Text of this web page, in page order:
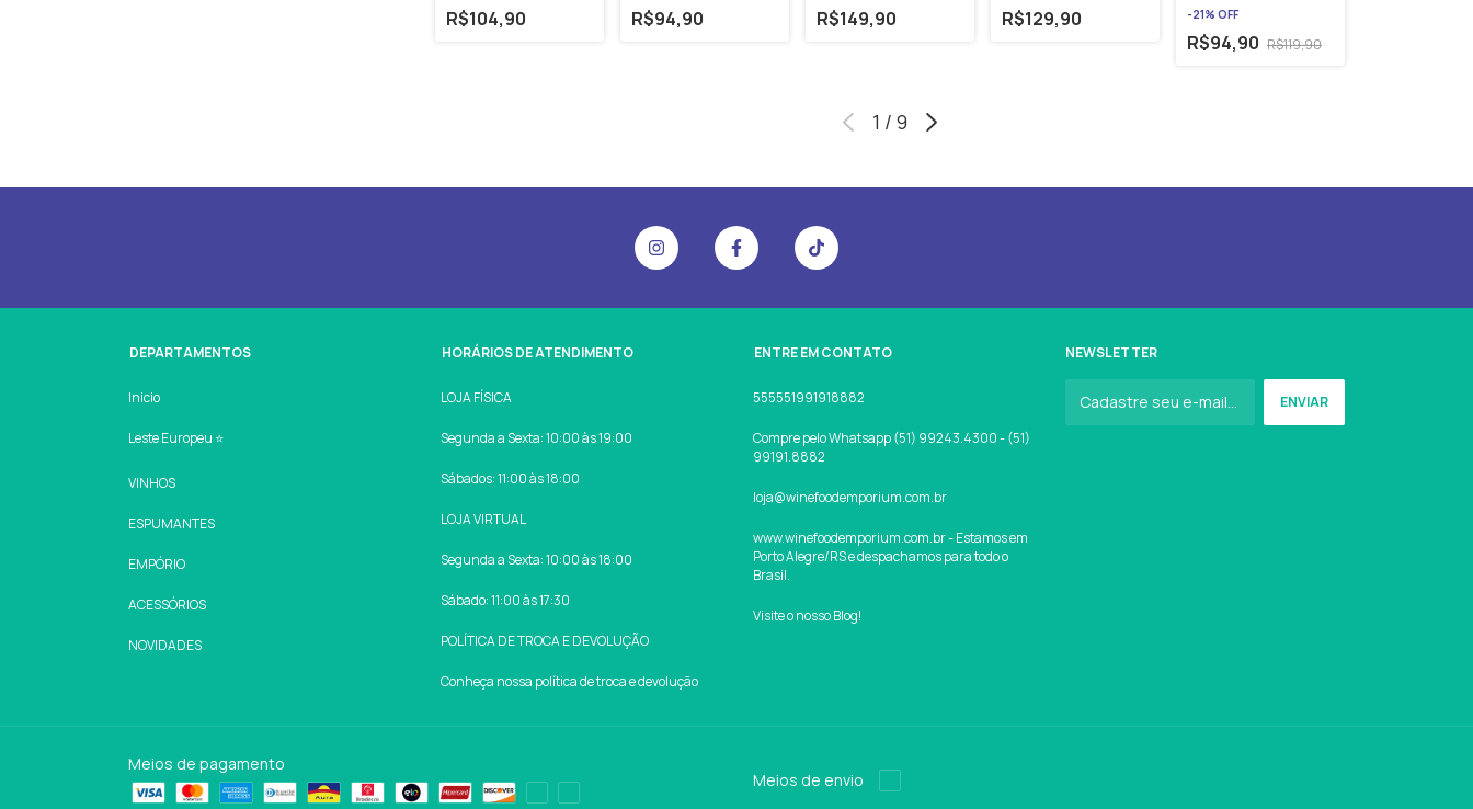
R$104,90 750ml
R$94,90 R$149,90 R$129,90 Sauvignon Blanc 2022
750ml
-21% OFF
R$94,90 R$119,90
1 / 9
DEPARTAMENTOS
Inicio
Leste Europeu ⭐
VINHOS
ESPUMANTES
EMPÓRIO
ACESSÓRIOS
NOVIDADES
HORÁRIOS DE ATENDIMENTO
LOJA FÍSICA
Segunda a Sexta: 10:00 às 19:00
Sábados: 11:00 às 18:00
LOJA VIRTUAL
Segunda a Sexta: 10:00 às 18:00
Sábado: 11:00 às 17:30
POLÍTICA DE TROCA E DEVOLUÇÃO
Conheça nossa política de troca e devolução
ENTRE EM CONTATO
555551991918882
Compre pelo Whatsapp (51) 99243.4300 - (51)
99191.8882
loja@winefoodemporium.com.br
www.winefoodemporium.com.br - Estamos em
Porto Alegre/RS e despachamos para todo o
Brasil.
Visite o nosso Blog!
NEWSLETTER
Meios de pagamento
Meios de envio